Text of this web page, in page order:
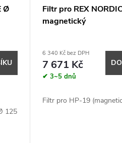
Ø
125
Filtr pro REX
magnetický
6 340 Kč bez DPH
7 671 Kč
✔ 3~5 dnů
Filtr pro HP-19